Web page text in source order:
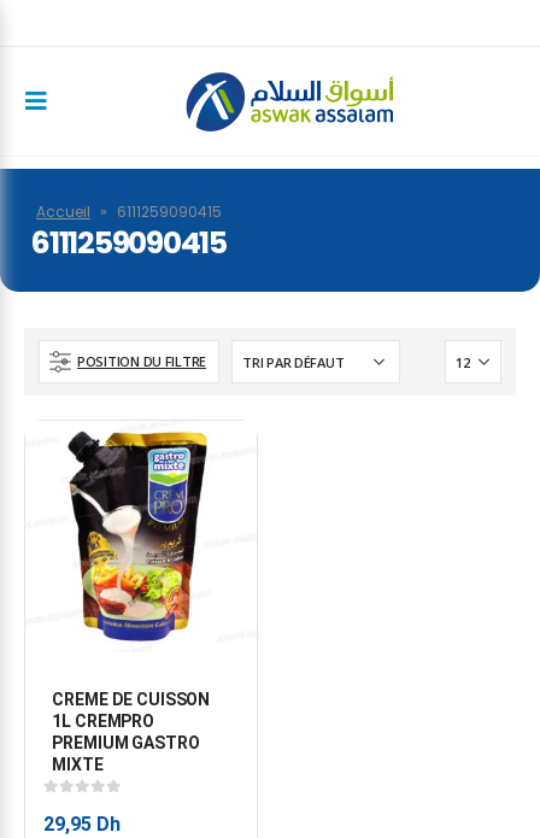
Accueil » 6111259090415
6111259090415
POSITION DU FILTRE
CREME DE CUISSON
1L CREMPRO
PREMIUM GASTRO
MIXTE
29,95 Dh